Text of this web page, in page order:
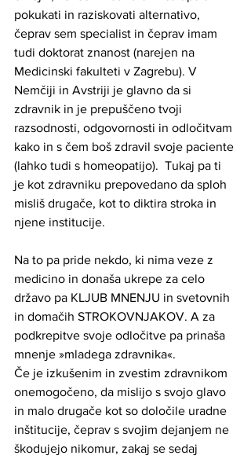
pokukati in raziskovati alternativo,
čeprav sem specialist in čeprav imam
tudi doktorat znanost (narejen na
Medicinski fakulteti v Zagrebu). V
Nemčiji in Avstriji je glavno da si
zdravnik in je prepuščeno tvoji
razsodnosti, odgovornosti in odločitvam
kako in s čem boš zdravil svoje paciente
(lahko tudi s homeopatijo).  Tukaj pa ti
je kot zdravniku prepovedano da sploh
misliš drugače, kot to diktira stroka in
njene institucije.
Na to pa pride nekdo, ki nima veze z
medicino in donaša ukrepe za celo
državo pa KLJUB MNENJU in svetovnih
in domačih STROKOVNJAKOV. A za
podkrepitve svoje odločitve pa prinaša
mnenje »mladega zdravnika«.
Če je izkušenim in zvestim zdravnikom
onemogočeno, da mislijo s svojo glavo
in malo drugače kot so določile uradne
inštitucije, čeprav s svojim dejanjem ne
škodujejo nikomur, zakaj se sedaj